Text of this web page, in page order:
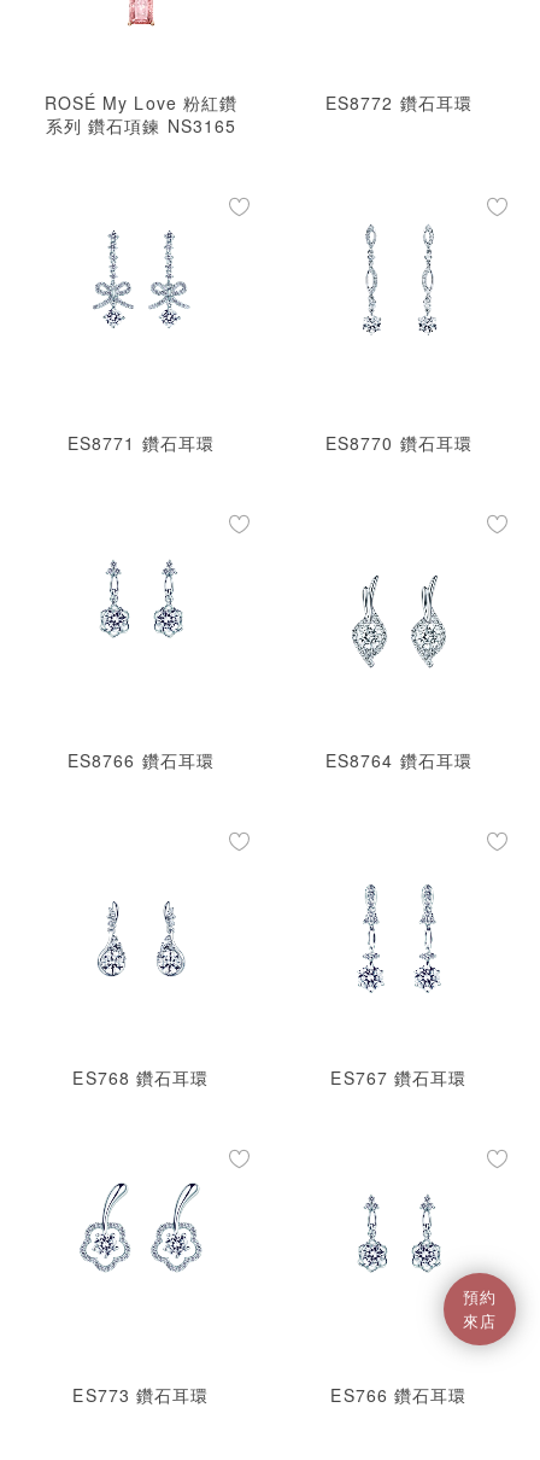
預約
來店
ROSÉ My Love 粉紅鑽
系列 鑽石項鍊 NS3165
ES8772 鑽石耳環
ES8771 鑽石耳環 ES8770 鑽石耳環
ES8766 鑽石耳環 ES8764 鑽石耳環
ES768 鑽石耳環 ES767 鑽石耳環
ES773 鑽石耳環 ES766 鑽石耳環